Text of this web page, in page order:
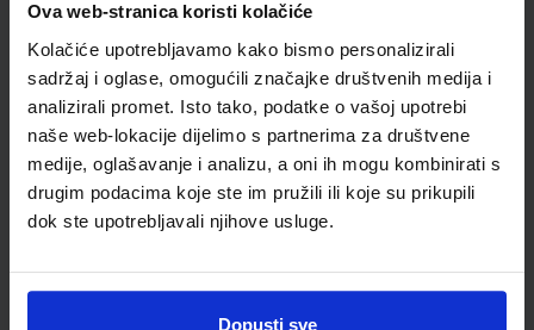
Ova web-stranica koristi kolačiće
Kolačiće upotrebljavamo kako bismo personalizirali
sadržaj i oglase, omogućili značajke društvenih medija i
analizirali promet. Isto tako, podatke o vašoj upotrebi
naše web-lokacije dijelimo s partnerima za društvene
medije, oglašavanje i analizu, a oni ih mogu kombinirati s
drugim podacima koje ste im pružili ili koje su prikupili
dok ste upotrebljavali njihove usluge.
Dopusti sve
Nastavni predmet
TRGOVAČKE ŠKOLE
Reg br min
5364